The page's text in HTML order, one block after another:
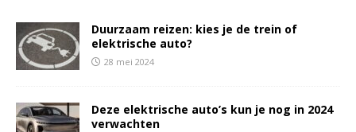
Duurzaam reizen: kies je de trein of
elektrische auto?
28 mei 2024
Deze elektrische auto’s kun je nog in 2024
verwachten